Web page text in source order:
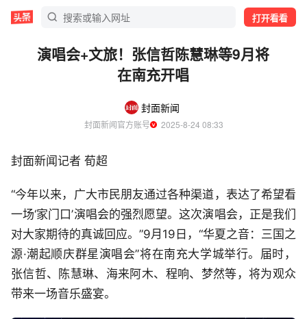
打开看看
演唱会+文旅！张信哲陈慧琳等9月将
在南充开唱
封面新闻
封面新闻官方账号
  2025-8-24 08:33
封面新闻记者 荀超
“今年以来，广大市民朋友通过各种渠道，表达了希望看
一场‘家门口’演唱会的强烈愿望。这次演唱会，正是我们
对大家期待的真诚回应。”9月19日，“华夏之音：三国之
源·潮起顺庆群星演唱会”将在南充大学城举行。届时，
张信哲、陈慧琳、海来阿木、程响、梦然等，将为观众
带来一场音乐盛宴。